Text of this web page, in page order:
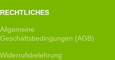
RECHTLICHES
Allgemeine
Geschäftsbedingungen (AGB)
Widerrufsbelehrung